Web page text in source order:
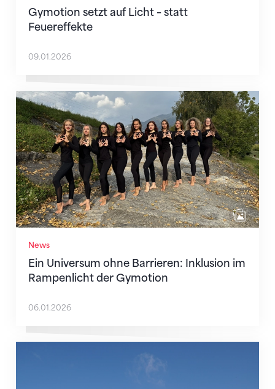
Gymotion setzt auf Licht – statt
Feuereffekte
09.01.2026
News
Ein Universum ohne Barrieren: Inklusion im
Rampenlicht der Gymotion
Ein Universum ohne Barrieren: Inklusion im
06.01.2026